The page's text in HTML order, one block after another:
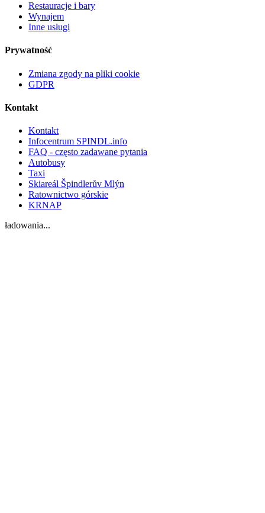
Restauracje i bary
Wynajem
Inne usługi
Prywatność
Zmiana zgody na pliki cookie
GDPR
Kontakt
Kontakt
Infocentrum SPINDL.info
FAQ - często zadawane pytania
Autobusy
Taxi
Skiareál Špindlerův Mlýn
Ratownictwo górskie
KRNAP
ładowania...